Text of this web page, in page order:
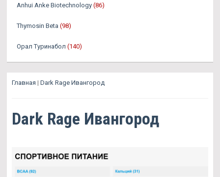
Anhui Anke Biotechnology (86)
Thymosin Beta (98)
Орал Туринабол (140)
Главная | Dark Rage Ивангород
Dark Rage Ивангород